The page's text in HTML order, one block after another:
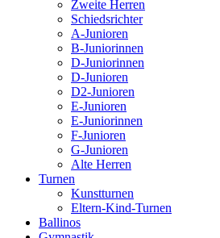
Zweite Herren
Schiedsrichter
A-Junioren
B-Juniorinnen
D-Juniorinnen
D-Junioren
D2-Junioren
E-Junioren
E-Juniorinnen
F-Junioren
G-Junioren
Alte Herren
Turnen
Kunstturnen
Eltern-Kind-Turnen
Ballinos